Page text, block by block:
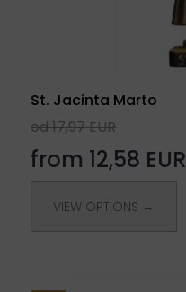
St. Jacinta Marto
od 17,97 EUR
from 12,58 EUR
VIEW OPTIONS →